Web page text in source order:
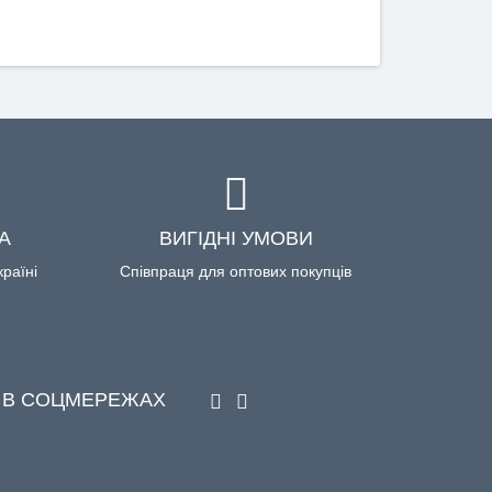
ВИГІДНІ УМОВИ
Співпраця для оптових покупців
СОЦМЕРЕЖАХ